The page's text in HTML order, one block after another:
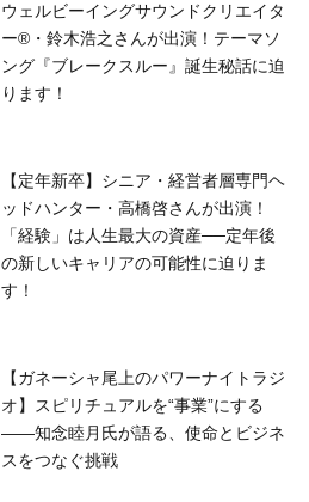
ウェルビーイングサウンドクリエイタ
ー®・鈴木浩之さんが出演！テーマソ
ング『ブレークスルー』誕生秘話に迫
ります！
【定年新卒】シニア・経営者層専門ヘ
ッドハンター・高橋啓さんが出演！
「経験」は人生最大の資産──定年後
の新しいキャリアの可能性に迫りま
す！
【ガネーシャ尾上のパワーナイトラジ
オ】スピリチュアルを“事業”にする
――知念睦月氏が語る、使命とビジネ
スをつなぐ挑戦